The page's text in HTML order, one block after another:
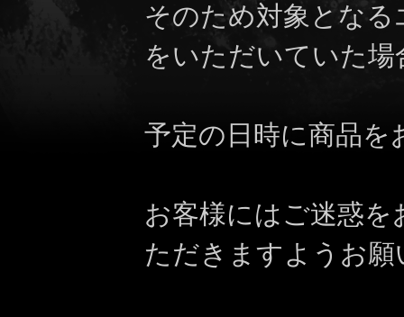
そのため対象とな
をいただいていた場
予定の日時に商品を
お客様にはご迷惑
ただきますようお